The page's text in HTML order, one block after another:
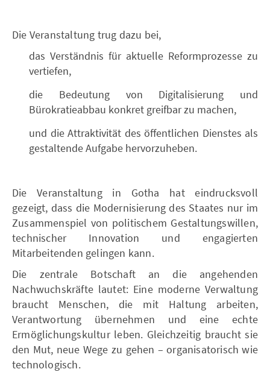
Die Veranstaltung trug dazu bei,
das Verständnis für aktuelle Reformprozesse zu
vertiefen,
die Bedeutung von Digitalisierung und
Bürokratieabbau konkret greifbar zu machen,
und die Attraktivität des öffentlichen Dienstes als
gestaltende Aufgabe hervorzuheben.
Die Veranstaltung in Gotha hat eindrucksvoll
gezeigt, dass die Modernisierung des Staates nur im
Zusammenspiel von politischem Gestaltungswillen,
technischer Innovation und engagierten
Mitarbeitenden gelingen kann.
Die zentrale Botschaft an die angehenden
Nachwuchskräfte lautet: Eine moderne Verwaltung
braucht Menschen, die mit Haltung arbeiten,
Verantwortung übernehmen und eine echte
Ermöglichungskultur leben. Gleichzeitig braucht sie
den Mut, neue Wege zu gehen – organisatorisch wie
technologisch.